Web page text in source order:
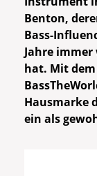
Benton,
Bass-
Jahre
hat. Mit dem
Hausmarke
ein als